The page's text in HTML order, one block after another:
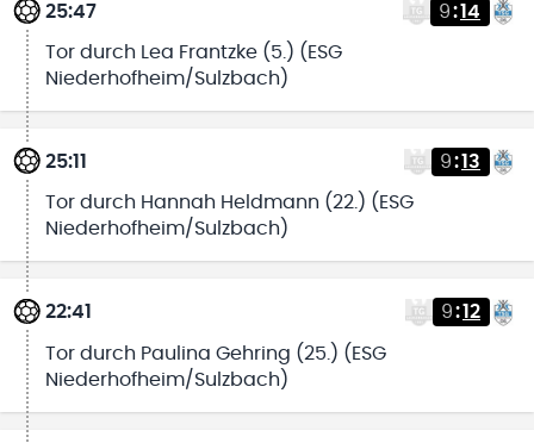
25:47 9:14
Tor durch Lea Frantzke (5.) (ESG
Niederhofheim/Sulzbach)
25:11 9:13
Tor durch Hannah Heldmann (22.) (ESG
Niederhofheim/Sulzbach)
22:41 9:12
Tor durch Paulina Gehring (25.) (ESG
Niederhofheim/Sulzbach)